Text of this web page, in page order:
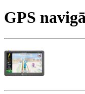
GPS